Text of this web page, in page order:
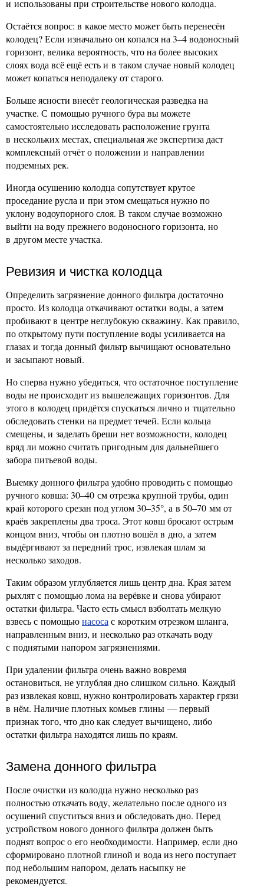
и использованы при строительстве нового колодца.
Остаётся вопрос: в какое место может быть перенесён
колодец? Если изначально он копался на 3–4 водоносный
горизонт, велика вероятность, что на более высоких
слоях вода всё ещё есть и в таком случае новый колодец
может копаться неподалеку от старого.
Больше ясности внесёт геологическая разведка на
участке. С помощью ручного бура вы можете
самостоятельно исследовать расположение грунта
в нескольких местах, специальная же экспертиза даст
комплексный отчёт о положении и направлении
подземных рек.
Иногда осушению колодца сопутствует крутое
проседание русла и при этом смещаться нужно по
уклону водоупорного слоя. В таком случае возможно
выйти на воду прежнего водоносного горизонта, но
в другом месте участка.
Ревизия и чистка колодца
Определить загрязнение донного фильтра достаточно
просто. Из колодца откачивают остатки воды, а затем
пробивают в центре неглубокую скважину. Как правило,
по открытому пути поступление воды усиливается на
глазах и тогда донный фильтр вычищают основательно
и засыпают новый.
Но сперва нужно убедиться, что остаточное поступление
воды не происходит из вышележащих горизонтов. Для
этого в колодец придётся спускаться лично и тщательно
обследовать стенки на предмет течей. Если кольца
смещены, и заделать бреши нет возможности, колодец
вряд ли можно считать пригодным для дальнейшего
забора питьевой воды.
Выемку донного фильтра удобно проводить с помощью
ручного ковша: 30–40 см отрезка крупной трубы, один
край которого срезан под углом 30–35°, а в 50–70 мм от
краёв закреплены два троса. Этот ковш бросают острым
концом вниз, чтобы он плотно вошёл в дно, а затем
выдёргивают за передний трос, извлекая шлам за
несколько заходов.
Таким образом углубляется лишь центр дна. Края затем
рыхлят с помощью лома на верёвке и снова убирают
остатки фильтра. Часто есть смысл взболтать мелкую
взвесь с помощьюнасоса с коротким отрезком шланга,
направленным вниз, и несколько раз откачать воду
с поднятыми напором загрязнениями.
При удалении фильтра очень важно вовремя
остановиться, не углубляя дно слишком сильно. Каждый
раз извлекая ковш, нужно контролировать характер грязи
в нём. Наличие плотных комьев глины — первый
признак того, что дно как следует вычищено, либо
остатки фильтра находятся лишь по краям.
Замена донного фильтра
После очистки из колодца нужно несколько раз
полностью откачать воду, желательно после одного из
осушений спуститься вниз и обследовать дно. Перед
устройством нового донного фильтра должен быть
поднят вопрос о его необходимости. Например, если дно
сформировано плотной глиной и вода из него поступает
под небольшим напором, делать насыпку не
рекомендуется.